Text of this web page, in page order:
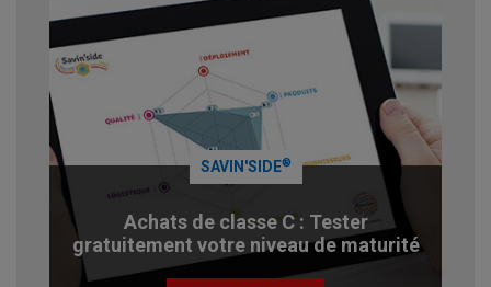
SAVIN'SIDE®
Achats de classe C : Tester
gratuitement votre niveau de maturité